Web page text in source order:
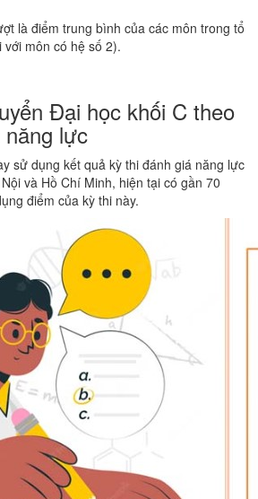
là điểm trung bình của các môn trong tổ
môn có hệ số 2).
Đại học khối C theo
năng lực
sử dụng kết quả kỳ thi đánh giá năng lực
và Hồ Chí Minh, hiện tại có gần 70
điểm của kỳ thi này.